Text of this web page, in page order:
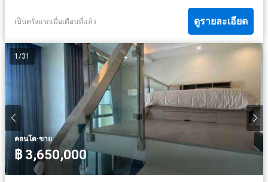
เป็นครั่งแรกเมื่อเดือนที่แล้ว ดูรายละเอียด
1 /31
คอนโด·ขาย
฿ 3,650,000